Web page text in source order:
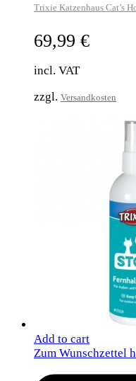
Trixie Katzenhaus Cat’s
69,99 €
incl. VAT
zzgl. Versandkosten
Add to cart
Zum Wunschzettel